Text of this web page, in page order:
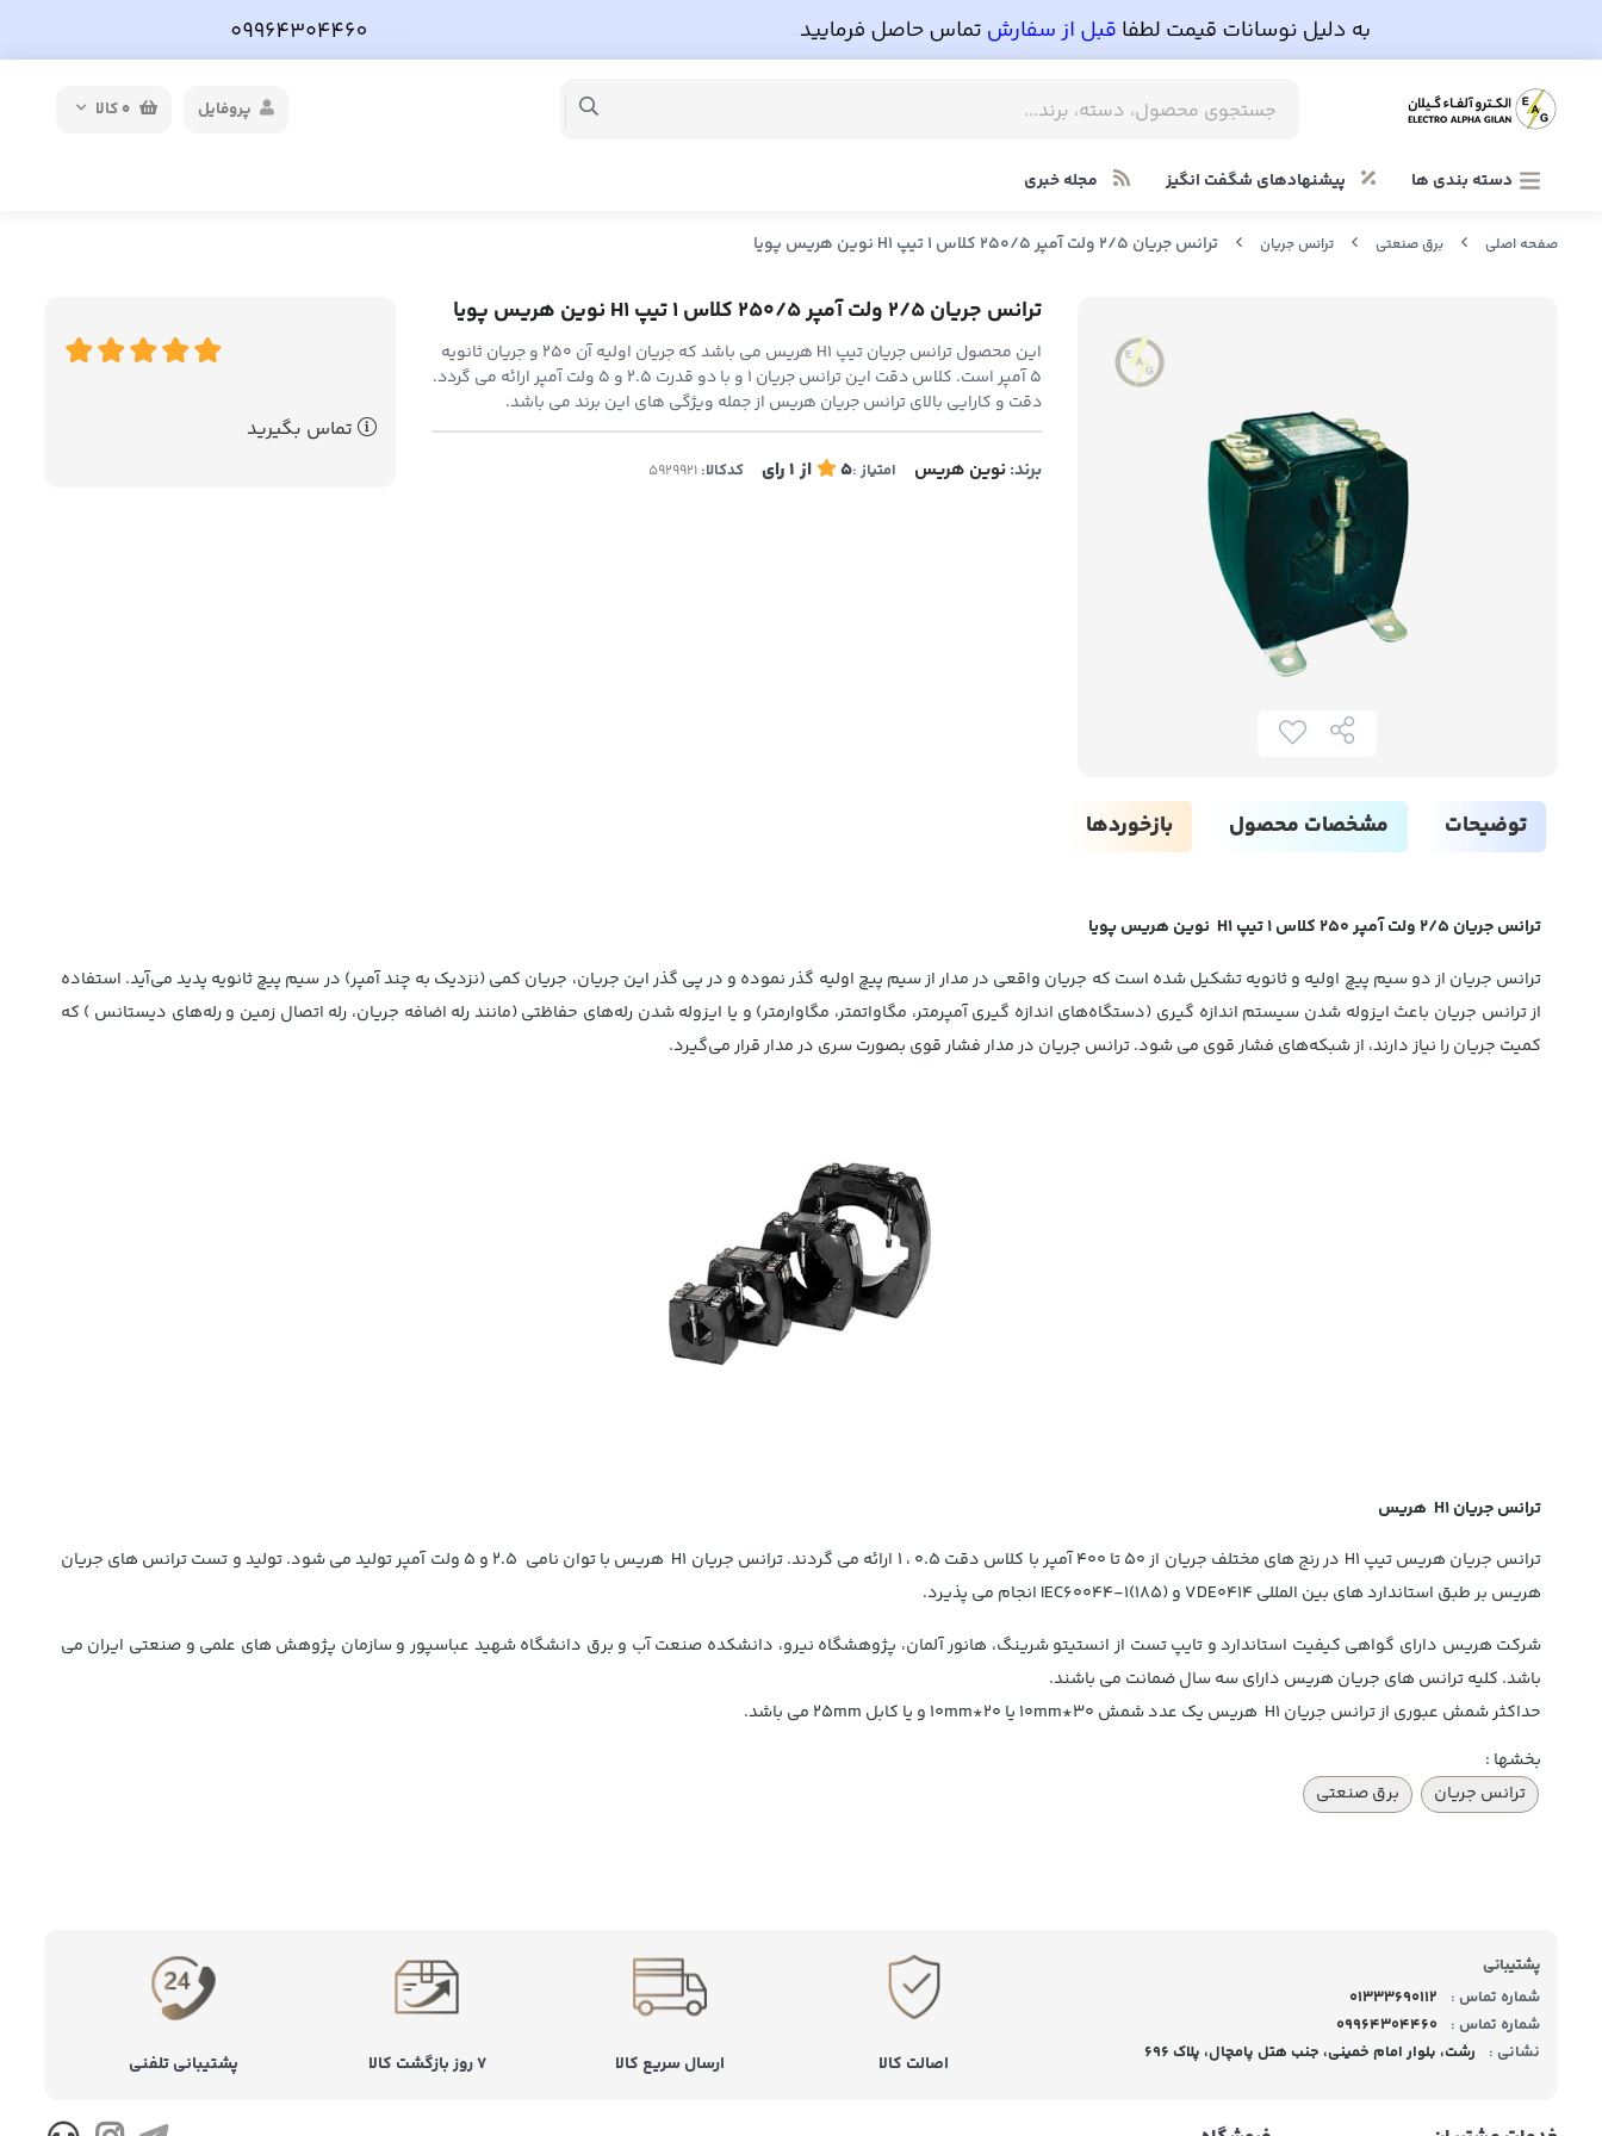
0کالا پروفایل
دسته بندی ها پیشنهادهای شگفت انگیز مجله خبری
صفحه اصلی برق صنعتی ترانس جریان ترانس جریان 2/5 ولت آمپر 250/5 کلاس 1 تیپ H1 نوین هریس پویا
ترانس جریان 2/5 ولت آمپر 250/5 کلاس 1 تیپ H1 نوین هریس پویا
این محصول ترانس جریان تیپ H1 هریس می باشد که جریان اولیه آن 250 و جریان ثانویه
5 آمپر است. کلاس دقت این ترانس جریان 1 و با دو قدرت 2.5 و 5 ولت آمپر ارائه می گردد.
دقت و کارایی بالای ترانس جریان هریس از جمله ویژگی های این برند می باشد.
برند:نوین هریس امتیاز :5 از 1رای کدکالا:
تماس بگیرید
توضیحات مشخصات محصول بازخوردها
ترانس جریان 2/5 ولت آمپر 250 کلاس 1 تیپ H1 نوین هریس پویا
ترانس جریان از دو سیم پیچ اولیه و ثانویه تشکیل شده است که جریان واقعی در مدار از سیم پیچ اولیه گذر نموده و در پی گذر این جریان، جریان کمی (نزدیک به چند آمپر) در سیم پیچ ثانویه پدید می‌آید. استفاده
از ترانس جریان باعث ایزوله شدن سیستم‌ اندازه گیری (دستگاه‌های اندازه گیری آمپرمتر، مگاواتمتر، مگاوارمتر) و یا ایزوله شدن رله‌های حفاظتی (مانند رله اضافه جریان، رله اتصال زمین و رله‌های دیستانس ) که
کمیت جریان را نیاز دارند، از شبکه‌های فشار قوی می شود. ترانس جریان در مدار فشار قوی بصورت سری در مدار قرار می‌گیرد.
ترانس جریان H1 هریس
ترانس جریان هریس تیپ H1 در رنج های مختلف جریان از 50 تا 400 آمپر با کلاس دقت 0.5 ، 1 ارائه می گردند. ترانس جریان H1 هریس با توان نامی 2.5 و 5 ولت آمپر تولید می شود. تولید و تست ترانس های جریان
هریس بر طبق استاندارد های بین المللی VDE0414 و IEC60044-1(185) انجام می پذیرد.
شرکت هریس دارای گواهی کیفیت استاندارد و تایپ تست از انستیتو شرینگ، هانور آلمان، پژوهشگاه نیرو، دانشکده صنعت آب و برق دانشگاه شهید عباسپور و سازمان پژوهش های علمی و صنعتی ایران می
باشد. کلیه ترانس های جریان هریس دارای سه سال ضمانت می باشند.
حداکثر شمش عبوری از ترانس جریان H1 هریس یک عدد شمش 30*10mm یا 20*10mm و یا کابل 25mm می باشد.
بخشها :
ترانس جریان
برق صنعتی
پشتیبانی
شماره تماس :
01333690112
شماره تماس :
09964304460
نشانی :
رشت، بلوار امام خمینی، جنب هتل پامچال، پلاک 696 اصالت کالا ارسال سریع کالا ۷ روز بازگشت کالا پشتیبانی تلفنی